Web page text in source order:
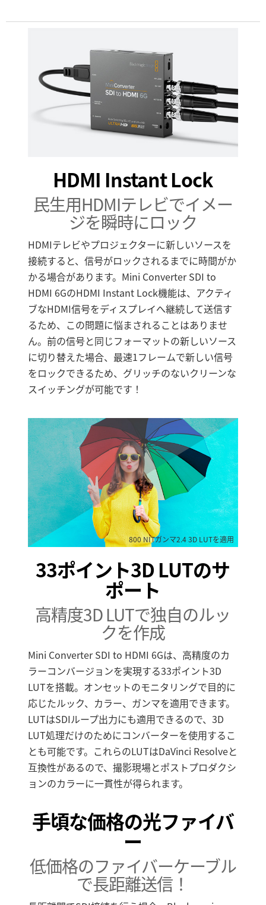
HDMI Instant Lock
民生用HDMIテレビでイメー
ジを瞬時にロック
HDMIテレビやプロジェクターに新しいソースを
接続すると、信号がロックされるまでに時間がか
かる場合があります。Mini Converter SDI to
HDMI 6GのHDMI Instant Lock機能は、アクティ
ブなHDMI信号をディスプレイへ継続して送信す
るため、この問題に悩まされることはありませ
ん。前の信号と同じフォーマットの新しいソース
に切り替えた場合、最速1フレームで新しい信号
をロックできるため、グリッチのないクリーンな
スイッチングが可能です！
800 NITガンマ2.4 3D LUTを適用
33ポイント3D LUTのサ
ポート
高精度3D LUTで独自のルッ
クを作成
Mini Converter SDI to HDMI 6Gは、高精度のカ
ラーコンバージョンを実現する33ポイント3D
LUTを搭載。オンセットのモニタリングで目的に
応じたルック、カラー、ガンマを適用できます。
LUTはSDIループ出力にも適用できるので、3D
LUT処理だけのためにコンバーターを使用するこ
とも可能です。これらのLUTはDaVinci Resolveと
互換性があるので、撮影現場とポストプロダクシ
ョンのカラーに一貫性が得られます。
手頃な価格の光ファイバ
ー
低価格のファイバーケーブル
で長距離送信！